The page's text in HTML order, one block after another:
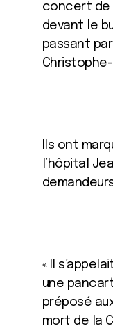
concert de
devant le
passant
Ils ont
l’hôpital
« Il
une
préposé
mort de la